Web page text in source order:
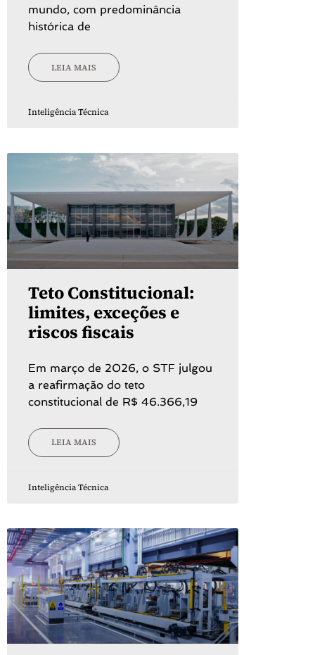
mundo, com predominância
histórica de
LEIA MAIS
Inteligência Técnica
Teto Constitucional:
limites, exceções e
riscos fiscais
Em março de 2026, o STF julgou
a reafirmação do teto
constitucional de R$ 46.366,19
LEIA MAIS
Inteligência Técnica